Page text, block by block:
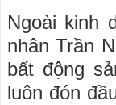
Ngoài kinh
nhân Trần
bất động
luôn đón